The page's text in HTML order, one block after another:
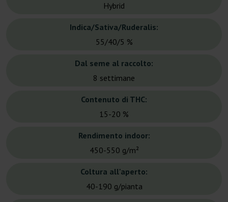
Hybrid
Indica/Sativa/Ruderalis:
55/40/5 %
Dal seme al raccolto:
8 settimane
Contenuto di THC:
15-20 %
Rendimento indoor:
450-550 g/m²
Coltura all'aperto:
40-190 g/pianta